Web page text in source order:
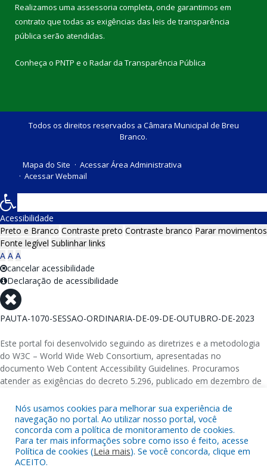
Realizamos uma assessoria completa, onde garantimos em
contrato que todas as exigências das leis de transparência
pública serão atendidas.
Conheça o PNTP e o Radar da Transparência Pública
Todos os direitos reservados a Câmara Municipal de Breu
Branco.
Mapa do Site
Acessar Área Administrativa
Acessar Webmail
Nós usamos cookies para melhorar sua experiência de
navegação no portal. Ao utilizar nosso portal, você
concorda com a política de monitoramento de cookies.
Para ter mais informações sobre como isso é feito, acesse
Política de cookies (Leia mais). Se você concorda, clique em
ACEITO.
Acessibilidade
Preto e Branco Contraste preto Contraste branco Parar movimentos
Fonte legível Sublinhar links
A A A
cancelar acessibilidade
Declaração de acessibilidade
PAUTA-1070-SESSAO-ORDINARIA-DE-09-DE-OUTUBRO-DE-2023
Este portal foi desenvolvido seguindo as diretrizes e a metodologia
do W3C – World Wide Web Consortium, apresentadas no
documento Web Content Accessibility Guidelines. Procuramos
atender as exigências do decreto 5.296, publicado em dezembro de
eletrônicos da administração pública na rede mundial de
computadores para o uso das pessoas com necessidades especiais,
garantindo-lhes o pleno acesso aos conteúdos disponíveis.
Além de validações automáticas, foram realizados testes em